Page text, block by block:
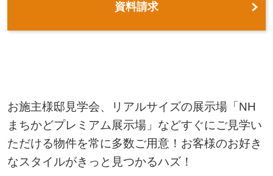
資料請求
お施主様邸見学会、リアルサイズの展示場「NH
まちかどプレミアム展示場」などすぐにご見学い
ただける物件を常に多数ご用意！お客様のお好き
なスタイルがきっと見つかるハズ！